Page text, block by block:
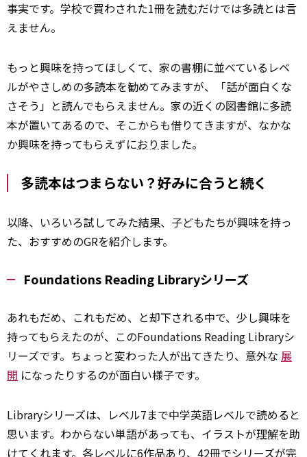
事実です。学校で買わされた1冊を読むだけでは多読とは言
えません。
もっと興味を持ってほしくて、家の書棚に並べているレベ
ルがやさしめの多読本を勧めてみますが、「話が面白くな
さそう」と読んでもらえません。家の近くの図書館に多読
本が置いてあるので、そこからも借りてきますが、なかな
か興味を持ってもらえずにおり ました。
多読本はつまらない？好みに合うと続く
以降、いろいろ試してみた結果、子どもたちが興味を持っ
た、おすすめのGRを紹介します。
Foundations Reading Libraryシリーズ
あれもだめ、これもだめ、と却下される中で、少し興味を
持ってもらえたのが、このFoundations Reading Libraryシ
リーズです。ちょっと変わった人が出てきたり、意外な 展
開 になったりするのが面白い様子です。
Libraryシリーズは、レベル7まで中学英語レベルで読めると
思います。わからない単語があっても、イラストが理解を助
けてくれます。各レベルに6作品あり、42冊でシリーズが完